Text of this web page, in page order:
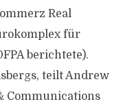
Real
für
berichtete).
teilt Andrew
Communications